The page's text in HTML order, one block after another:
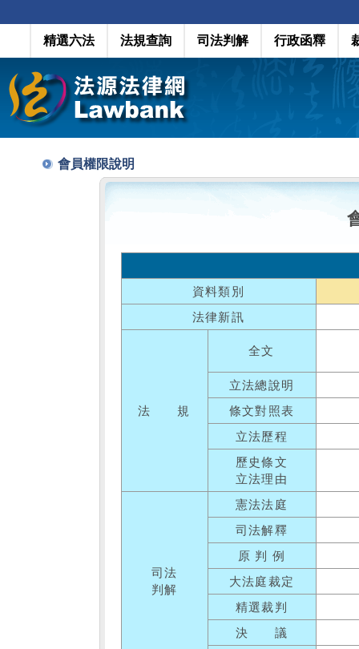
精選六法 法規查詢 司法判解 行政函釋
會員權限說明
資料類別
法律新訊
法 規
全文
立法總說明
條文對照表
立法歷程
歷史條文
立法理由
司法
判解
憲法法庭
司法解釋
原 判 例
大法庭裁定
精選裁判
決 議